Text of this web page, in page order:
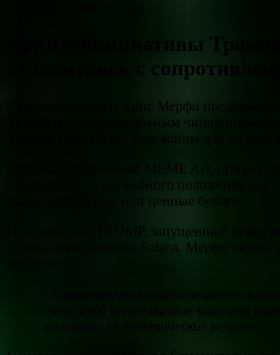
Криптоинициативы Трампа
столкнулись с
Сенатор-демократ Крис Мерфи предложил
запрещающий федеральным чиновникам
Трампа, продвигать мем-коины для личной
Документ, названный MEME Act, призван
использование служебного положения для
цифровые активы или ценные бумаги.
Поводом стал TRUMP, запущенный перед
Трампа на блокчейне Solana. Мерфи назвал
миллионы за политические услуги».